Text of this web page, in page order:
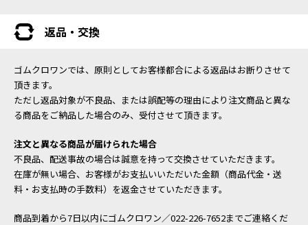
返品・交換
ゴムクロワンでは、原則としてお客様都合による返品はお断りさせて
頂きます。
ただし返品対象が不良品、または誤配等の理由により注文商品と異な
る商品をご納品した場合のみ、受付させて頂きます。
注文と異なる商品が届けられた場合
不良品、配送事故の場合は誠意を持って交換させていただきます。
在庫が無い場合、お客様がお支払いいただいた金額（商品代金・送
料・お支払時の手数料）を返金させていただきます。
商品到着から7日以内にゴムクロワン／022-226-7652までご連絡くだ